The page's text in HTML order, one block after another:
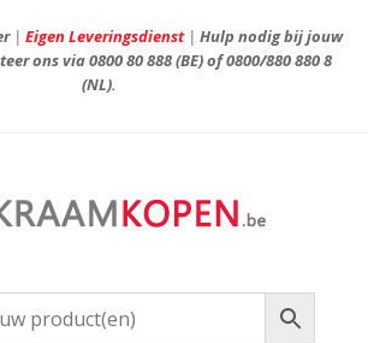
| Eigen Leveringsdienst| Hulp nodig bij jouw
ons via0800 80 888(BE) of0800/880 880 8
(NL).